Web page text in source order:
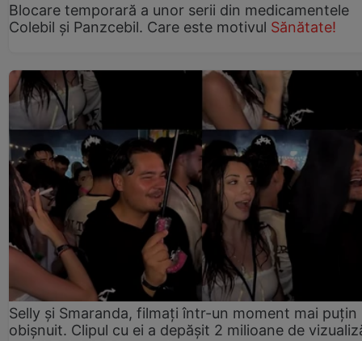
Blocare temporară a unor serii din medicamentele
Colebil și Panzcebil. Care este motivul Sănătate!
Selly și Smaranda, filmați într-un moment mai puțin
obișnuit. Clipul cu ei a depășit 2 milioane de